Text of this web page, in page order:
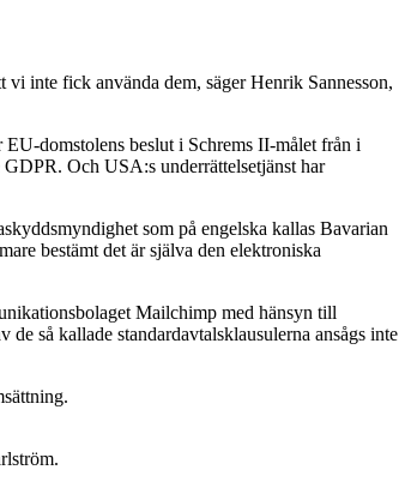
inte fick använda dem, säger Henrik Sannesson,
domstolens beslut i Schrems II-målet från i
Och USA:s underrättelsetjänst har
som på engelska kallas Bavarian
bestämt det är själva den elektroniska
Mailchimp med hänsyn till
så kallade standardavtalsklausulerna ansågs inte